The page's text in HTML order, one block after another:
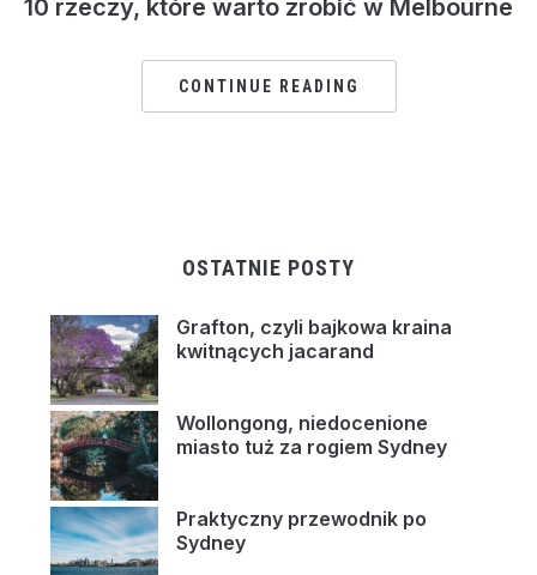
10 rzeczy, które warto zrobić w Melbourne
CONTINUE READING
OSTATNIE POSTY
Grafton, czyli bajkowa kraina
kwitnących jacarand
Wollongong, niedocenione
miasto tuż za rogiem Sydney
Praktyczny przewodnik po
Sydney